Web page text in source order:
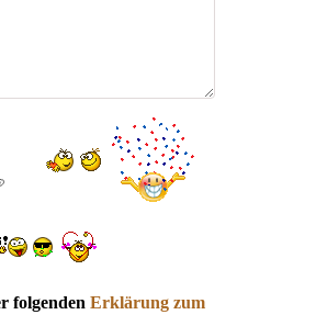
folgenden Erklärung zum